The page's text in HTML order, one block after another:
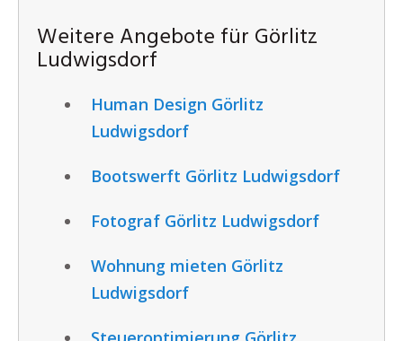
Weitere Angebote für Görlitz
Ludwigsdorf
Human Design Görlitz
Ludwigsdorf
Bootswerft Görlitz Ludwigsdorf
Fotograf Görlitz Ludwigsdorf
Wohnung mieten Görlitz
Ludwigsdorf